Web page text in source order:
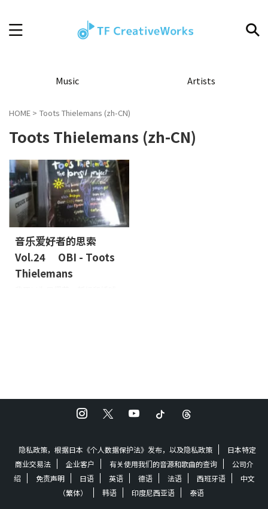
Music Artists
HOME > Toots Thielemans (zh-CN)
Toots Thielemans (zh-CN)
音乐爱好者的思索
Vol.24 OBI - Toots
Thielemans
再配上风扇和这音乐。 首先，
我不知道为什么，从我听到第
我想知道为什么。 整张专辑自
始至终都很清脆。 赫比-汉考克
在这张专辑中很酷。 真的。接
下来，我们有幸请到了这位 "酷
隐私政策，根据日本《个人数据保护法》发布，以及隐私政策
日本特定
商业交易法
企业客户 有关使用我们的音源和歌曲的查询
公司介
绍
免责声明 日语 英语 德语 法语 西班牙语
中文
（繁体）
韩语 印度尼西亚语 泰语